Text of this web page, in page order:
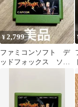
¥2,799
ファミコンソフト デ
ッドフォックス ソフ